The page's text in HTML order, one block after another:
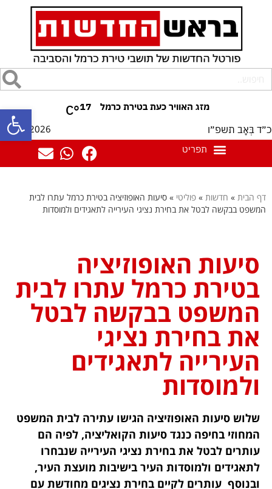
פתח 17
°C
כ״ד בְּאָב תשפ״ו 07/08/2026
דף הבית » חדשות » פוליטי » סיעות האופוזיציה בטירת כרמל עתרו לבית
המשפט בבקשה לבטל את בחירת נציגי העירייה לתאגידים ולמוסדות
סיעות האופוזיציה
בטירת כרמל עתרו לבית
המשפט בבקשה לבטל
את בחירת נציגי
העירייה לתאגידים
ולמוסדות
שלוש סיעות האופוזיציה הגישו עתירה לבית המשפט
המחוזי בחיפה כנגד סיעות הקואליציה, לפיה הם
עותרים לבטל את בחירת נציגי העירייה שנבחרו
לתאגידים ולמוסדות העיר בישיבות מועצת העיר,
ובנוסף עותרים לקיים בחירת נציגים מחודשת עם